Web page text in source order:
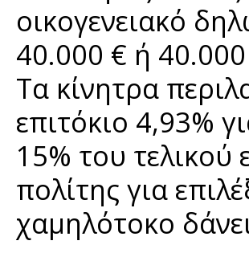
οικογενειακό
40.000 € ή 40.000
Τα κίνητρα
επιτόκιο 4,93%
15% του
πολίτης για
χαμηλότοκο